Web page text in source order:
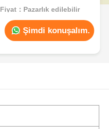
Fiyat：Pazarlık edilebilir
Şimdi konuşalım.